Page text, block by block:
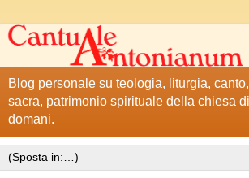
Blog personale su teologia, liturgia,
sacra, patrimonio spirituale della chiesa
domani.